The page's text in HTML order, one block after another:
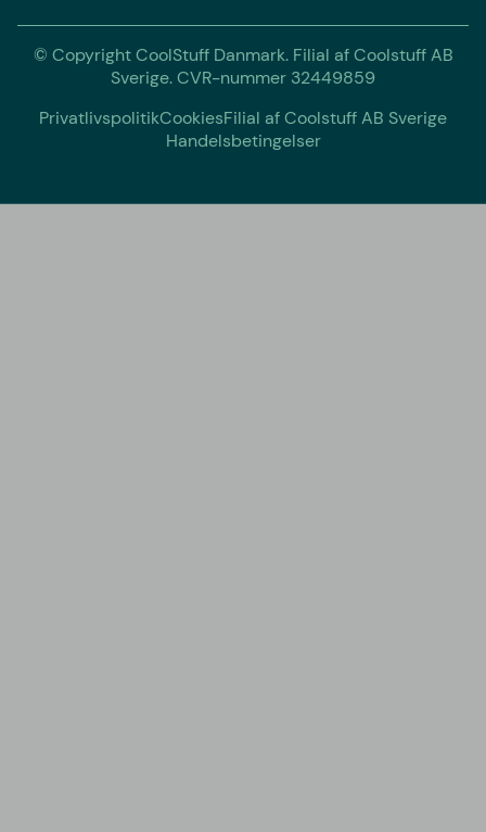
© Copyright CoolStuff Danmark. Filial af Coolstuff AB
Sverige. CVR-nummer 32449859
PrivatlivspolitikCookiesFilial af Coolstuff AB Sverige
Handelsbetingelser